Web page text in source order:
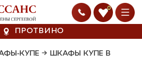
0
ПРОТВИНО
КУПЕ → ШКАФЫ КУПЕ В